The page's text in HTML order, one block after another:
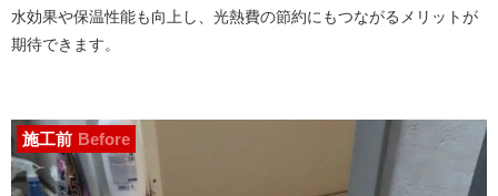
水効果や保温性能も向上し、光熱費の節約にもつながるメリットが
期待できます。
施工前 Before